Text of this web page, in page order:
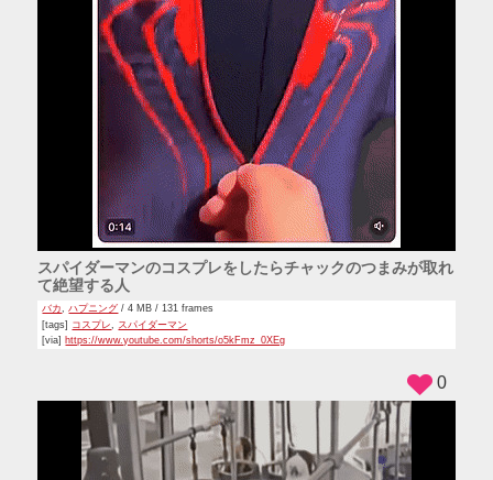
スパイダーマンのコスプレをしたらチャックのつまみが取れ
て絶望する人
バカ ,ハプニング / 4 MB / 131 frames
[tags] コスプレ
スパイダーマン
[via] https://www.youtube.com/shorts/o5kFmz_0XEg
0